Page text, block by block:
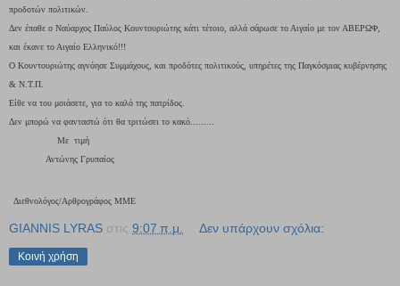
προδοτών πολιτικών.
Δεν έπαθε ο Ναύαρχος Παύλος Κουντουριώτης κάτι τέτοιο, αλλά σάρωσε το Αιγαίο με τον ΑΒΕΡΩΦ,
και έκανε το Αιγαίο Ελληνικό!!!
Ο Κουντουριώτης αγνόησε Συμμάχους, και προδότες πολιτικούς, υπηρέτες της Παγκόσμιας κυβέρνησης
& Ν.Τ.Π.
Είθε να του μοιάσετε, για το καλό της πατρίδος.
Δεν μπορώ να φανταστώ ότι θα τριτώσει το κακό.........
Με τιμή
Αντώνης Γρυπαίος
Διεθνολόγος/Αρθρογράφος ΜΜΕ
GIANNIS LYRAS στις 9:07 π.μ. Δεν υπάρχουν σχόλια:
Κοινή χρήση